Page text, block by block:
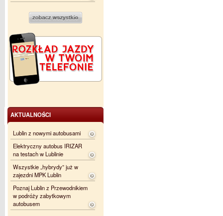
AKTUALNOŚCI
Lublin z nowymi autobusami
Elektryczny autobus IRIZAR
na testach w Lublinie
Wszystkie „hybrydy” już w
zajezdni MPK Lublin
Poznaj Lublin z Przewodnikiem
w podróży zabytkowym
autobusem